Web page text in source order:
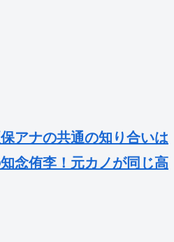
アナの共通の知り合いは
念侑李！元カノが同じ高